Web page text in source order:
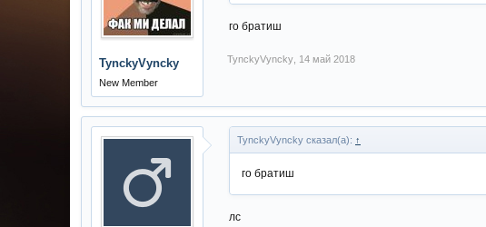
TynckyVyncky
New Member
го братиш
TynckyVyncky 14 май 2018
TynckyVyncky сказал(а): ↑
го братиш
лс